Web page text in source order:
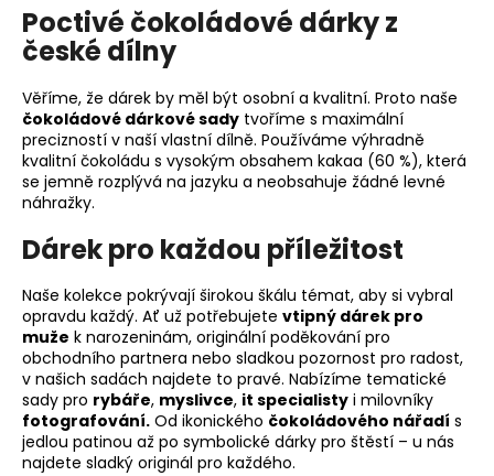
a
p
r
v
k
ý
i
s
u
v
Poctivé čokoládové dárky z
české dílny
Věříme, že dárek by měl být osobní a kvalitní. Proto naše
čokoládové dárkové sady tvoříme s maximální
precizností v naší vlastní dílně. Používáme výhradně
kvalitní čokoládu s vysokým obsahem kakaa (60 %), která
se jemně rozplývá na jazyku a neobsahuje žádné levné
náhražky.
Dárek pro každou příležitost
Naše kolekce pokrývají širokou škálu témat, aby si vybral
opravdu každý. Ať už potřebujete vtipný dárek pro
muže k narozeninám, originální poděkování pro
obchodního partnera nebo sladkou pozornost pro radost,
v našich sadách najdete to pravé. Nabízíme tematické
sady pro rybáře, myslivce, it specialisty i milovníky
fotografování. Od ikonického čokoládového nářadí s
jedlou patinou až po symbolické dárky pro štěstí – u nás
najdete sladký originál pro každého.